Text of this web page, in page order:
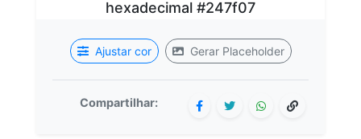
Ajustar cor Gerar Placeholder
Compartilhar: